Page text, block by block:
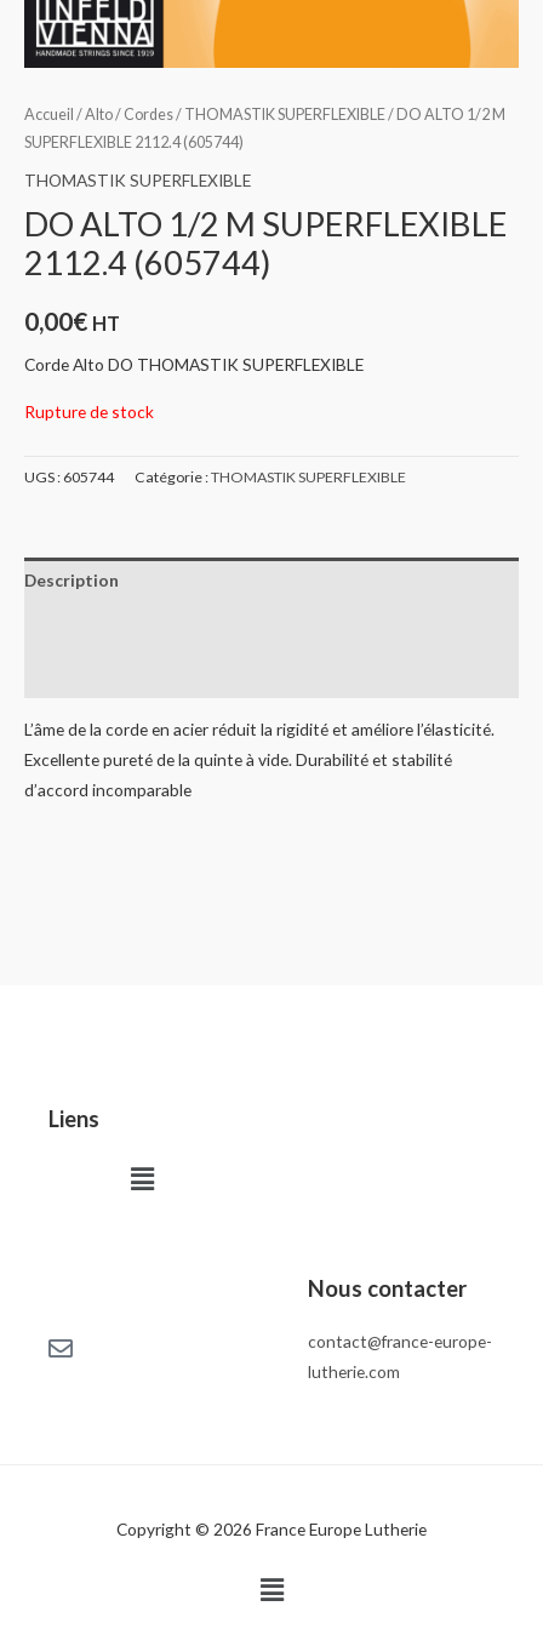
Accueil /Alto/ Cordes/ THOMASTIK SUPERFLEXIBLE/ DO ALTO 1/2 M
SUPERFLEXIBLE 2112.4 (605744)
THOMASTIK SUPERFLEXIBLE
DO ALTO 1/2 M SUPERFLEXIBLE
2112.4 (605744)
0,00€ HT
Corde Alto DO THOMASTIK SUPERFLEXIBLE
Rupture de stock
UGS : 605744 Catégorie :THOMASTIK SUPERFLEXIBLE
Description
L’âme de la corde en acier réduit la rigidité et améliore l’élasticité.
Excellente pureté de la quinte à vide. Durabilité et stabilité
d’accord incomparable
Liens
Menu
Nous contacter
contact@france-europe-
lutherie.com
Copyright © 2026 France Europe Lutherie
Menu